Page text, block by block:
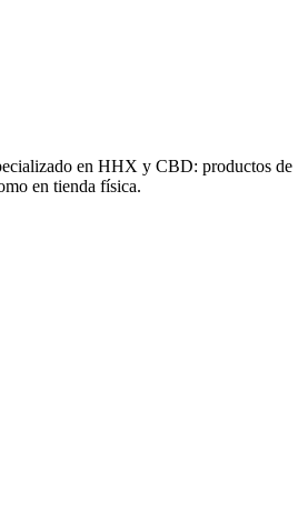
en HHX y CBD: productos de
en tienda física.